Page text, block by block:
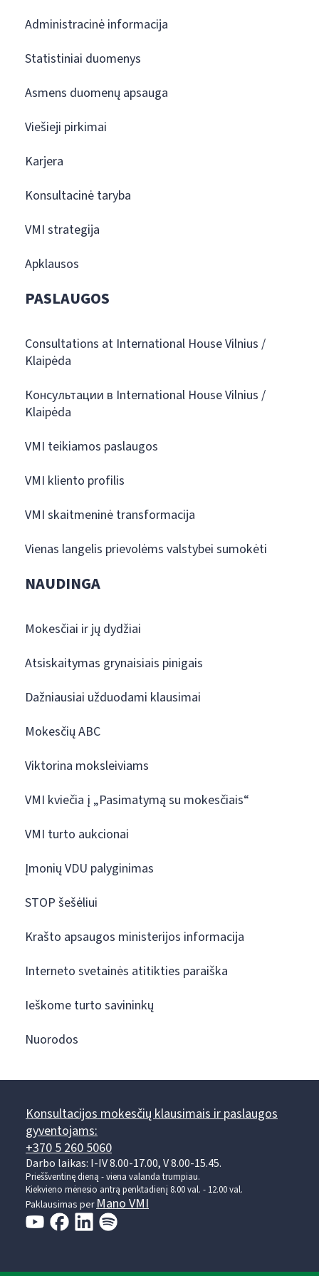
Administracinė informacija
Statistiniai duomenys
Asmens duomenų apsauga
Viešieji pirkimai
Karjera
Konsultacinė taryba
VMI strategija
Apklausos
PASLAUGOS
Consultations at International House Vilnius /
Klaipėda
Консультации в International House Vilnius /
Klaipėda
VMI teikiamos paslaugos
VMI kliento profilis
VMI skaitmeninė transformacija
Vienas langelis prievolėms valstybei sumokėti
NAUDINGA
Mokesčiai ir jų dydžiai
Atsiskaitymas grynaisiais pinigais
Dažniausiai užduodami klausimai
Mokesčių ABC
Viktorina moksleiviams
VMI kviečia į „Pasimatymą su mokesčiais“
VMI turto aukcionai
Įmonių VDU palyginimas
STOP šešėliui
Krašto apsaugos ministerijos informacija
Interneto svetainės atitikties paraiška
Ieškome turto savininkų
Nuorodos
Konsultacijos mokesčių klausimais ir paslaugos
gyventojams:
+370 5 260 5060
Darbo laikas: I-IV 8.00-17.00, V 8.00-15.45.
Prieššventinę dieną - viena valanda trumpiau.
Kiekvieno mėnesio antrą penktadienį 8.00 val. - 12.00 val.
Paklausimas per Mano VMI